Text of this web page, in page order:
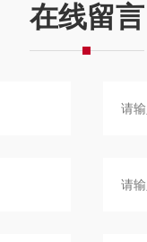
在线留言